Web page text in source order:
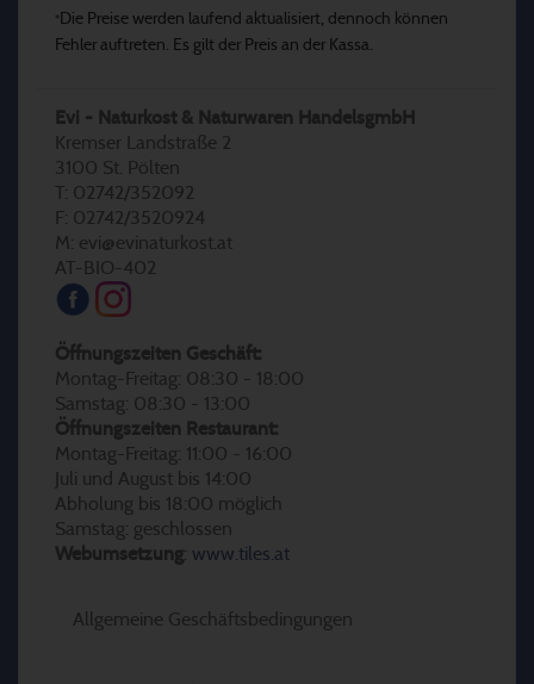
* Die Preise werden laufend aktualisiert, dennoch können
Fehler auftreten. Es gilt der Preis an der Kassa.
Evi - Naturkost & Naturwaren HandelsgmbH
Kremser Landstraße 2
3100 St. Pölten
T: 02742/352092
F: 02742/3520924
M: evi@evinaturkost.at
AT-BIO-402
Öffnungszeiten Geschäft:
Montag-Freitag: 08:30 - 18:00
Samstag: 08:30 - 13:00
Öffnungszeiten Restaurant:
Montag-Freitag: 11:00 - 16:00
Juli und August bis 14:00
Abholung bis 18:00 möglich
Samstag: geschlossen
Webumsetzung: www.tiles.at
Allgemeine Geschäftsbedingungen